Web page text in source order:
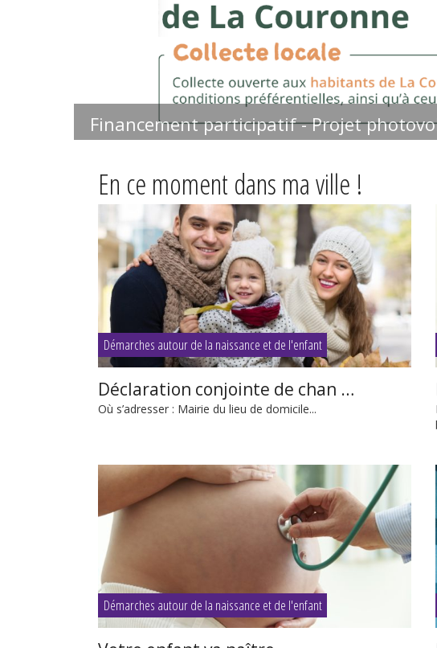
Financement participatif - Projet
En ce moment dans ma ville !
Démarches autour de la naissance et de l'enfant
Déclaration conjointe de chan …
Où s’adresser : Mairie du lieu de domicile...
Démarches autour de la naissance et de l'enfant